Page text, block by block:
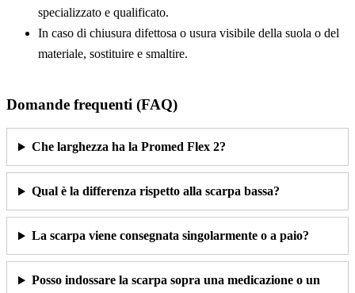
specializzato e qualificato.
In caso di chiusura difettosa o usura visibile della suola o del
materiale, sostituire e smaltire.
Domande frequenti (FAQ)
Che larghezza ha la Promed Flex 2?
Qual è la differenza rispetto alla scarpa bassa?
La scarpa viene consegnata singolarmente o a paio?
Posso indossare la scarpa sopra una medicazione o un